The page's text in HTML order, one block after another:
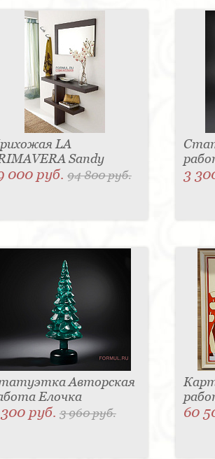
LA
Sandy
000 руб. 94 800 руб. 3
Авторская
Елочка
руб. 3 960 руб. 60